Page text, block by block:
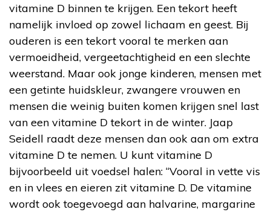
vitamine D binnen te krijgen. Een tekort heeft
namelijk invloed op zowel lichaam en geest. Bij
ouderen is een tekort vooral te merken aan
vermoeidheid, vergeetachtigheid en een slechte
weerstand. Maar ook jonge kinderen, mensen met
een getinte huidskleur, zwangere vrouwen en
mensen die weinig buiten komen krijgen snel last
van een vitamine D tekort in de winter. Jaap
Seidell raadt deze mensen dan ook aan om extra
vitamine D te nemen. U kunt vitamine D
bijvoorbeeld uit voedsel halen: “Vooral in vette vis
en in vlees en eieren zit vitamine D. De vitamine
wordt ook toegevoegd aan halvarine, margarine